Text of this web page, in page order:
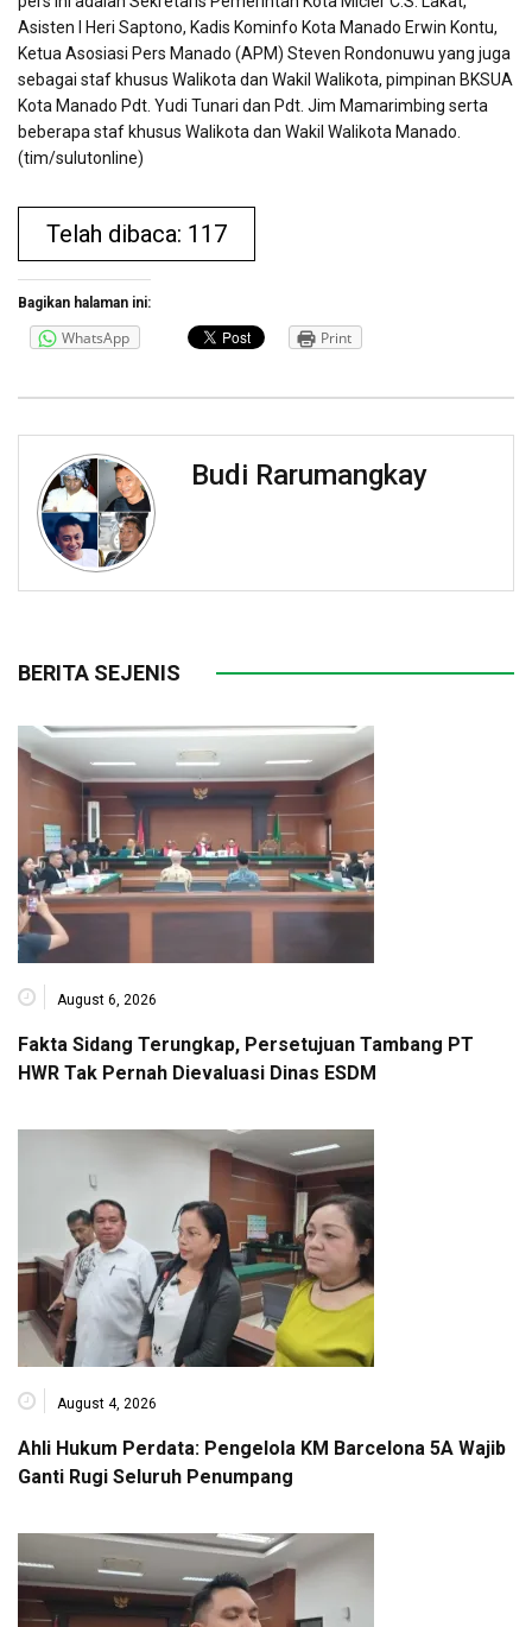
Asisten I Heri Saptono, Kadis Kominfo Kota Manado Erwin Kontu,
Ketua Asosiasi Pers Manado (APM) Steven Rondonuwu yang juga
sebagai staf khusus Walikota dan Wakil Walikota, pimpinan BKSUA
Kota Manado Pdt. Yudi Tunari dan Pdt. Jim Mamarimbing serta
beberapa staf khusus Walikota dan Wakil Walikota Manado.
(tim/sulutonline)
Telah dibaca: 117
Bagikan halaman ini:
WhatsApp Print
Budi Rarumangkay
BERITA SEJENIS
August 6, 2026
Fakta Sidang Terungkap, Persetujuan Tambang PT
HWR Tak Pernah Dievaluasi Dinas ESDM
August 4, 2026
Ahli Hukum Perdata: Pengelola KM Barcelona 5A Wajib
Ganti Rugi Seluruh Penumpang